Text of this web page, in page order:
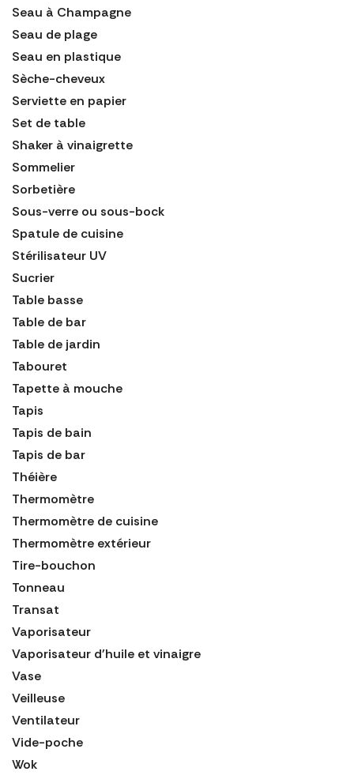
Seau à Champagne
Seau de plage
Seau en plastique
Sèche-cheveux
Serviette en papier
Set de table
Shaker à vinaigrette
Sommelier
Sorbetière
Sous-verre ou sous-bock
Spatule de cuisine
Stérilisateur UV
Sucrier
Table basse
Table de bar
Table de jardin
Tabouret
Tapette à mouche
Tapis
Tapis de bain
Tapis de bar
Théière
Thermomètre
Thermomètre de cuisine
Thermomètre extérieur
Tire-bouchon
Tonneau
Transat
Vaporisateur
Vaporisateur d'huile et vinaigre
Vase
Veilleuse
Ventilateur
Vide-poche
Wok